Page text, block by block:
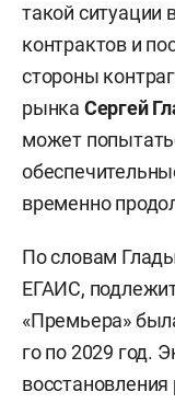
такой
контрактов и
стороны
рынка Сергей
может
временно
По словам
ЕГАИС,
«Премьера»
го по 2029 год.